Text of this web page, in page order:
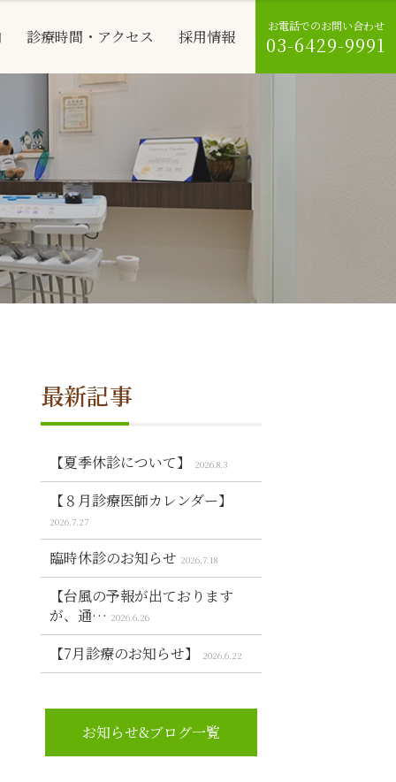
診療時間・アクセス 採用情報
お電話でのお問い合わせ
03-6429-9991
最新記事
【夏季休診について】 2026.8.3
【８月診療医師カレンダー】
2026.7.27
臨時休診のお知らせ 2026.7.18
【台風の予報が出ております
が、通… 2026.6.26
【7月診療のお知らせ】 2026.6.22
お知らせ&ブログ一覧